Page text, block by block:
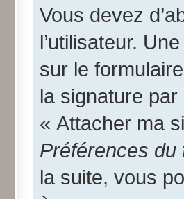
Vous devez
l’utilisateur.
sur le
la signature
« Attacher ma
Préférences du
la suite, vous